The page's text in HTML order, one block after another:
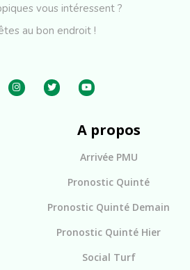
vous intéressent ?
au bon endroit !
A propos
Arrivée PMU
Pronostic Quinté
Pronostic Quinté Demain
Pronostic Quinté Hier
Social Turf